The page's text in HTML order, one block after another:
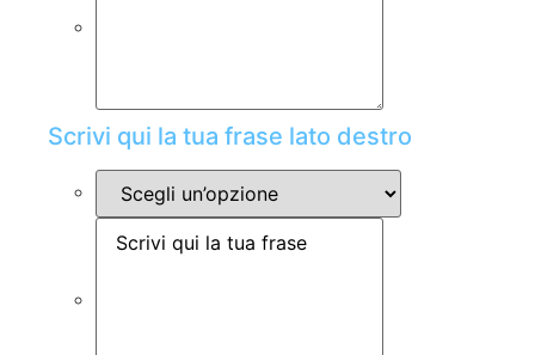
Scrivi qui la tua frase lato destro